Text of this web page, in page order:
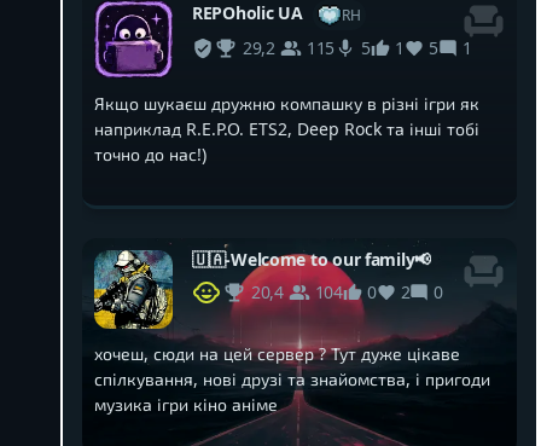
REPOholic UA RH
29,2 115 5 1 5 1
Якщо шукаєш дружню компашку в різні ігри як
наприклад R.E.P.O. ETS2, Deep Rock та інші тобі
точно до нас!)
🇺🇦-Welcome to our family📢
20,4
104 0 2 0
хочеш, сюди на цей сервер ? Тут дуже цікаве
спілкування, нові друзі та знайомства, і пригоди
музика ігри кіно аніме